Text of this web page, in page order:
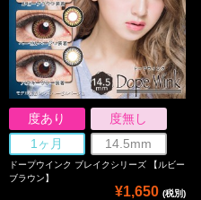
度あり
度無し
1ヶ月
14.5mm
ドープウインク ブレイクシリーズ 【ルビー
ブラウン】
¥1,650 (税別)